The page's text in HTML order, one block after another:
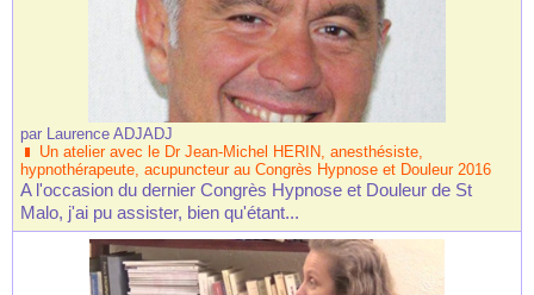
par Laurence ADJADJ
Un atelier avec le Dr Jean-Michel HERIN, anesthésiste,
hypnothérapeute, acupuncteur au Congrès Hypnose et Douleur 2016
A l'occasion du dernier Congrès Hypnose et Douleur de St
Malo, j'ai pu assister, bien qu'étant...